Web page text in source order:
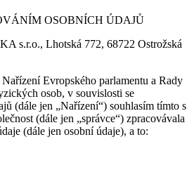
OSOBNÍCH ÚDAJŮ
s.r.o., Lhotská 772, 68722 Ostrožská
Evropského parlamentu a Rady
osob, v souvislosti se
(dále jen „Nařízení“) souhlasím tímto s
(dále jen „správce“) zpracovávala
(dále jen osobní údaje), a to: